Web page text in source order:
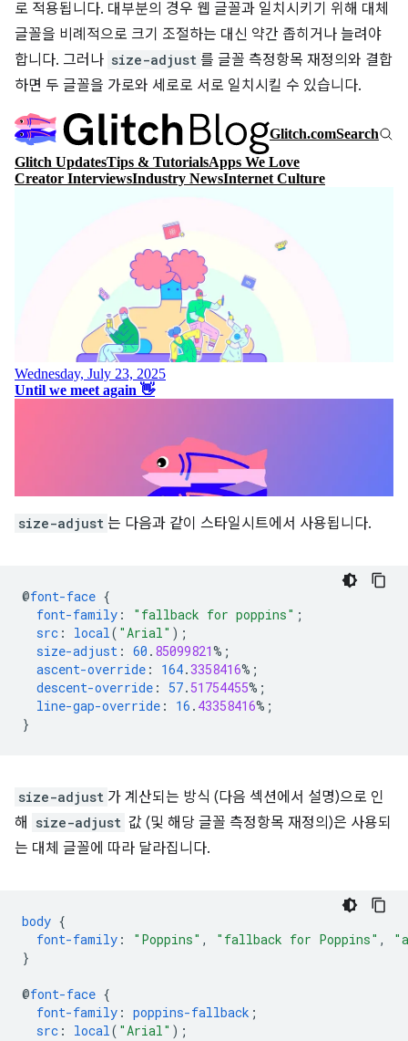
로 적용됩니다. 대부분의 경우 웹 글꼴과 일치시키기 위해 대체
글꼴을 비례적으로 크기 조절하는 대신 약간 좁히거나 늘려야
합니다. 그러나 size-adjust 를 글꼴 측정항목 재정의와 결합
하면 두 글꼴을 가로와 세로로 서로 일치시킬 수 있습니다.
size-adjust 는 다음과 같이 스타일시트에서 사용됩니다.
@font-face {
font-family : "fallback for poppins" ;
src : local ( "Arial" );
size-adjust : 60 . 85099821%;
ascent-override : 164. 3358416%;
descent-override : 57. 51754455%;
line-gap-override : 16 . 43358416%;
}
size-adjust 가 계산되는 방식 (다음 섹션에서 설명)으로 인
해
size-adjust 값 (및 해당 글꼴 측정항목 재정의)은 사용되
는 대체 글꼴에 따라 달라집니다.
body {
font-family : "Poppins" , "fallback for Poppins" ,
}
@font-face {
font-family : poppins-fallback ;
src : local ( "Arial" );